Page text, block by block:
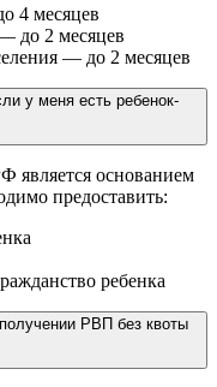
4 месяцев
до 2 месяцев
— до 2 месяцев
у меня есть ребенок-
является основанием
предоставить:
ребенка
РВП без квоты